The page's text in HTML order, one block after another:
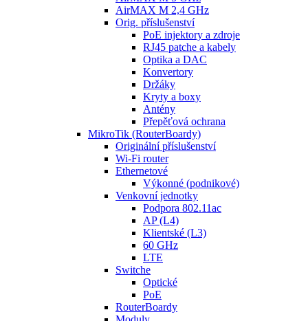
AirMAX M 2,4 GHz
Orig. příslušenství
PoE injektory a zdroje
RJ45 patche a kabely
Optika a DAC
Konvertory
Držáky
Kryty a boxy
Antény
Přepěťová ochrana
MikroTik (RouterBoardy)
Originální příslušenství
Wi-Fi router
Ethernetové
Výkonné (podnikové)
Venkovní jednotky
Podpora 802.11ac
AP (L4)
Klientské (L3)
60 GHz
LTE
Switche
Optické
PoE
RouterBoardy